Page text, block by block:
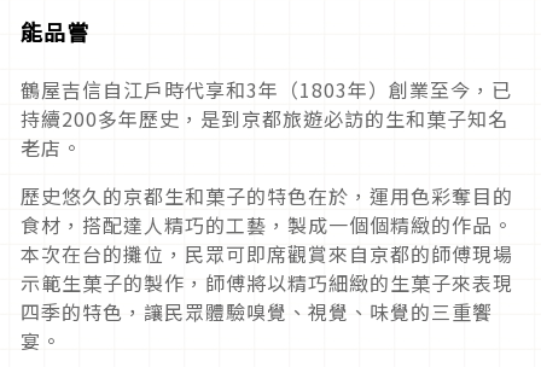
能品嘗
鶴屋吉信自江戶時代享和3年（1803年）創業至今，已
持續200多年歷史，是到京都旅遊必訪的生和菓子知名
老店。
歷史悠久的京都生和菓子的特色在於，運用色彩奪目的
食材，搭配達人精巧的工藝，製成一個個精緻的作品。
本次在台的攤位，民眾可即席觀賞來自京都的師傅現場
示範生菓子的製作，師傅將以精巧細緻的生菓子來表現
四季的特色，讓民眾體驗嗅覺、視覺、味覺的三重饗
宴。